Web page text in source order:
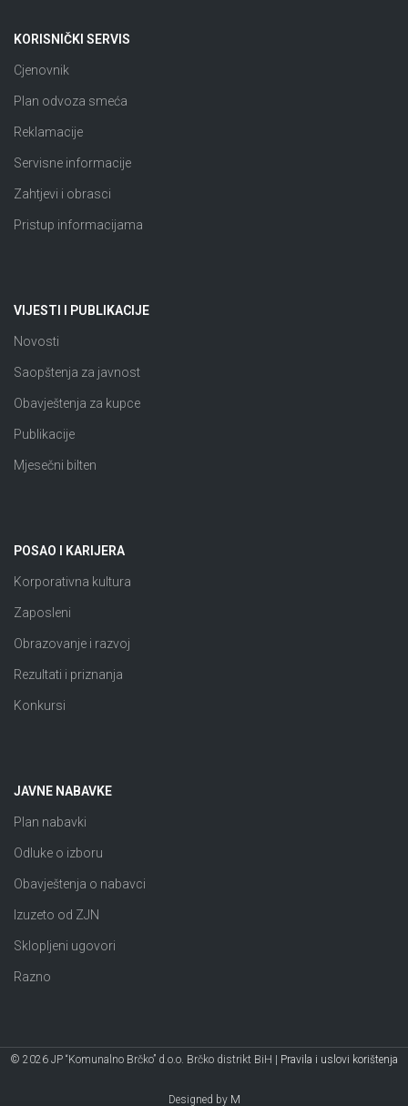
KORISNIČKI SERVIS
Cjenovnik
Plan odvoza smeća
Reklamacije
Servisne informacije
Zahtjevi i obrasci
Pristup informacijama
VIJESTI I PUBLIKACIJE
Novosti
Saopštenja za javnost
Obavještenja za kupce
Publikacije
Mjesečni bilten
POSAO I KARIJERA
Korporativna kultura
Zaposleni
Obrazovanje i razvoj
Rezultati i priznanja
Konkursi
JAVNE NABAVKE
Plan nabavki
Odluke o izboru
Obavještenja o nabavci
Izuzeto od ZJN
Sklopljeni ugovori
Razno
© 2026 JP “Komunalno Brčko” d.o.o. Brčko distrikt BiH | Pravila i uslovi korištenja
Designed by M